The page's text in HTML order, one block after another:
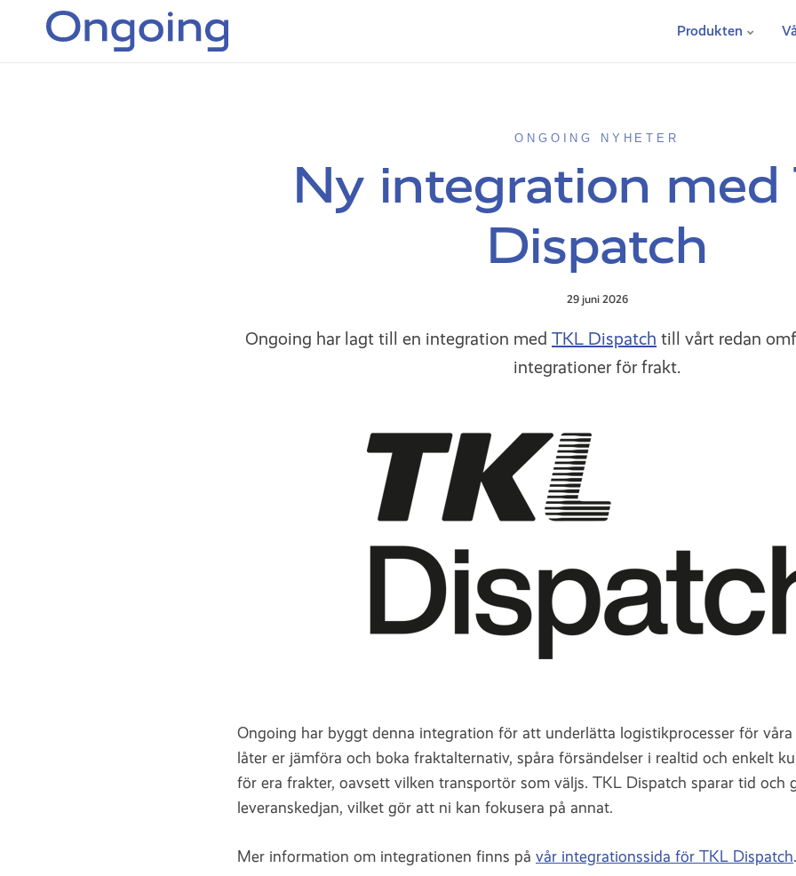
Produkten
ONGOING NYHETER
Ny integration med
Dispatch
29 juni 2026
Ongoing har lagt till en integration med TKL Dispatch till vårt redan
integrationer för frakt.
Ongoing har byggt denna integration för att underlätta logistikprocesser för
låter er jämföra och boka fraktalternativ, spåra försändelser i realtid och enkelt
för era frakter, oavsett vilken transportör som väljs. TKL Dispatch sparar tid och
leveranskedjan, vilket gör att ni kan fokusera på annat.
Mer information om integrationen finns på vår integrationssida för TKL Dispatch.